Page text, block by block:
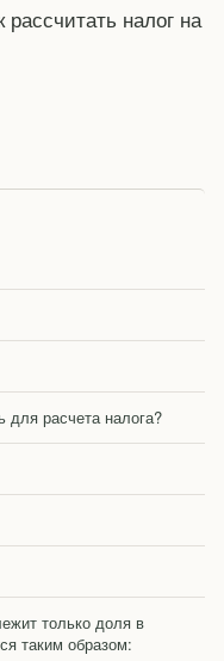
налог на
для расчета налога?
только доля в
таким образом: